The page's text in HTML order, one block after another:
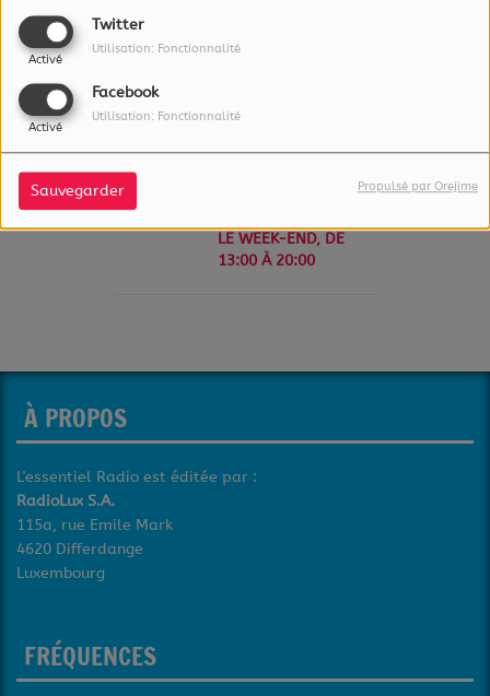
Twitter
Activé
Utilisation: Fonctionnalité
Facebook
Activé
Utilisation: Fonctionnalité
Sauvegarder Propulsé par Orejime
VENDREDI ET
RADIO
LE WEEK-END, DE
13:00 À 20:00
À PROPOS
L'essentiel Radio est éditée par :
RadioLux S.A.
115a, rue Emile Mark
4620 Differdange
Luxembourg
FRÉQUENCES